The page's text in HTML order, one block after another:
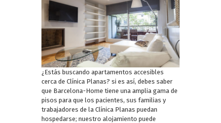
¿Estás buscando apartamentos accesibles
cerca de Clínica Planas? si es así, debes saber
que Barcelona-Home tiene una amplia gama de
pisos para que los pacientes, sus familias y
trabajadores de la Clínica Planas puedan
hospedarse; nuestro alojamiento puede